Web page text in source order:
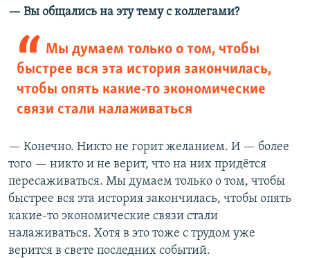
— Вы общались на эту тему с коллегами?
Мы думаем только о том, чтобы
быстрее вся эта история закончилась,
чтобы опять какие-то экономические
связи стали налаживаться
— Конечно. Никто не горит желанием. И — более
того — никто и не верит, что на них придётся
пересаживаться. Мы думаем только о том, чтобы
быстрее вся эта история закончилась, чтобы опять
какие-то экономические связи стали
налаживаться. Хотя в это тоже с трудом уже
верится в свете последних событий.